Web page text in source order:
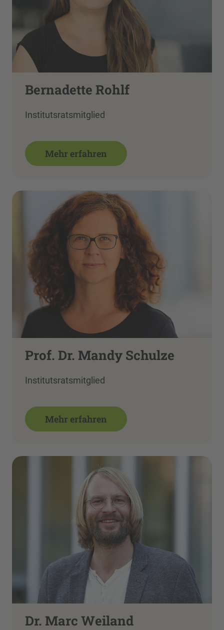
Bernadette Rohlf
Institutsratsmitglied
Mehr erfahren
Prof. Dr. Mandy Schulze
Institutsratsmitglied
Mehr erfahren
Dr. Marc Weiland